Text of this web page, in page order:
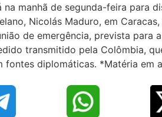
na manhã de segunda-feira para
Nicolás Maduro, em
de emergência, prevista para
transmitido pela Colômbia,
fontes diplomáticas. *Matéria em